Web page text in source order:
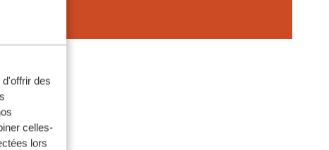
des
celles-
lors